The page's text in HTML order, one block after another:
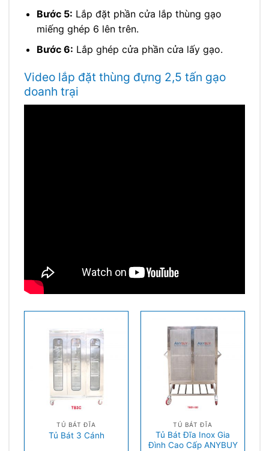
Bước 5: Lắp đặt phần cửa lắp thùng gạo
miếng ghép 6 lên trên.
Bước 6: Lắp ghép cửa phần cửa lấy gạo.
Video lắp đặt thùng đựng 2,5 tấn gạo
doanh trại
TỦ BÁT ĐĨA
Tủ Bát 3 Cánh
TỦ BÁT ĐĨA
Tủ Bát Đĩa Inox Gia
Đình Cao Cấp ANYBUY